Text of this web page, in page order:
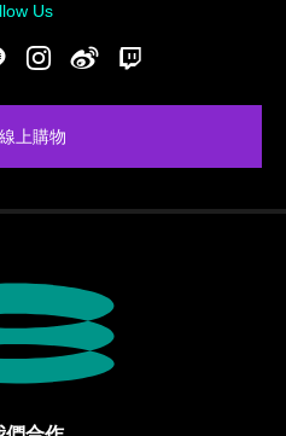
Us
LINE Instgram新浪微博
線上購物